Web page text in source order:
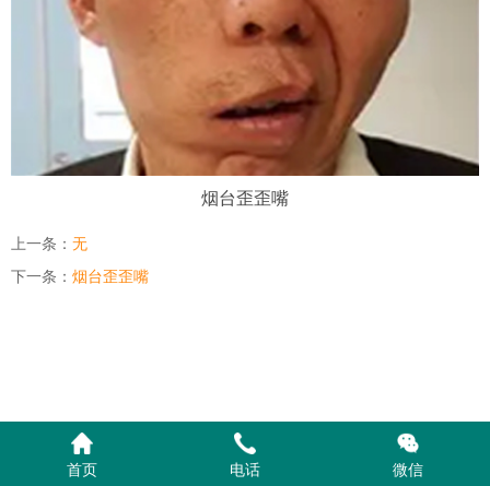
烟台歪歪嘴
上一条： 无
下一条： 烟台歪歪嘴
首页 电话 微信